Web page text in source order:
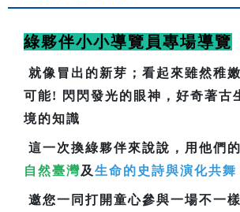
綠夥伴小小導覽員專場導覽
就像冒出的新芽；看起來雖然稚
可能! 閃閃發光的眼神，好奇著古
境的知識
這一次換綠夥伴來說說，用他們
自然臺灣及 生命的史詩與演化共舞
邀您一同打開童心參與一場不一